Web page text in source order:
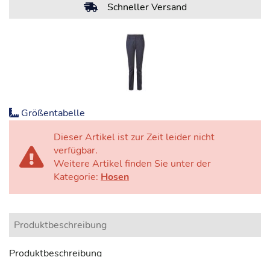
Schneller Versand
Größentabelle
Dieser Artikel ist zur Zeit leider nicht
verfügbar.
Weitere Artikel finden Sie unter der
Kategorie: Hosen
Produktbeschreibung
Produktbeschreibung